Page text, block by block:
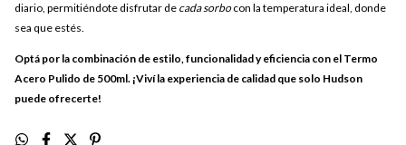
diario, permitiéndote disfrutar de cada sorbo con la temperatura ideal, donde
sea que estés.
Optá por la combinación de estilo, funcionalidad y eficiencia con el Termo
Acero Pulido de 500ml. ¡Viví la experiencia de calidad que solo Hudson
puede ofrecerte!